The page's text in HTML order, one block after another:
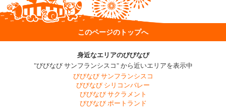
このページのトップへ
身近なエリアのびびなび
"びびなび サンフランシスコ" から近いエリアを表示中
びびなび サンフランシスコ
びびなび シリコンバレー
びびなび サクラメント
びびなび ポートランド